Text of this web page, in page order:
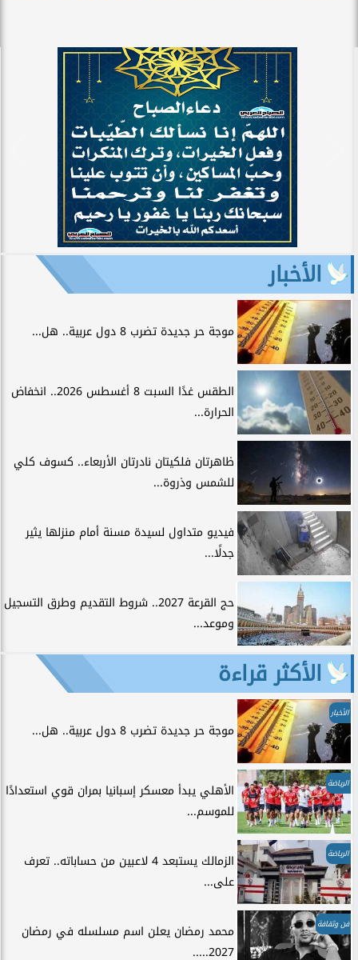
الأخبار
موجة حر جديدة تضرب 8 دول عربية.. هل...
الطقس غدًا السبت 8 أغسطس 2026.. انخفاض
الحرارة...
ظاهرتان فلكيتان نادرتان الأربعاء.. كسوف كلي
للشمس وذروة...
فيديو متداول لسيدة مسنة أمام منزلها يثير
جدلًا...
حج القرعة 2027.. شروط التقديم وطرق التسجيل
وموعد...
الأكثر قراءة
الأخبار
موجة حر جديدة تضرب 8 دول عربية.. هل...
الرياضة
الأهلي يبدأ معسكر إسبانيا بمران قوي استعدادًا
للموسم...
الرياضة
الزمالك يستبعد 4 لاعبين من حساباته.. تعرف
على...
فن وثقافة
محمد رمضان يعلن اسم مسلسله في رمضان
2027.....